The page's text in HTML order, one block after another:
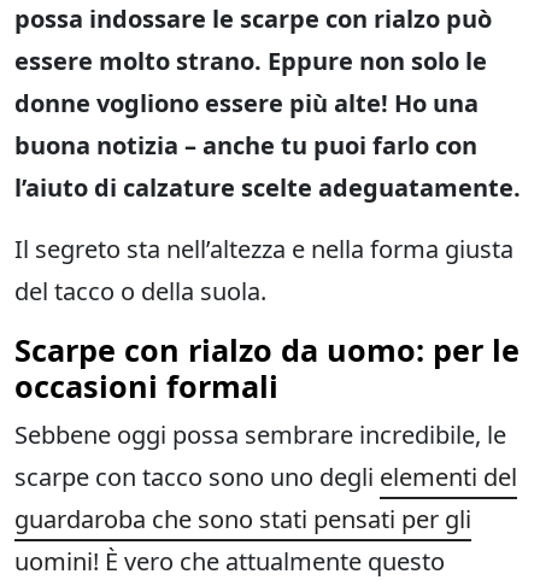
possa indossare le scarpe con rialzo può
essere molto strano. Eppure non solo le
donne vogliono essere più alte! Ho una
buona notizia – anche tu puoi farlo con
l’aiuto di calzature scelte adeguatamente.
Il segreto sta nell’altezza e nella forma giusta
del tacco o della suola.
Scarpe con rialzo da uomo: per le
occasioni formali
Sebbene oggi possa sembrare incredibile, le
scarpe con tacco sono uno degli elementi del
guardaroba che sono stati pensati per gli
uomini! È vero che attualmente questo